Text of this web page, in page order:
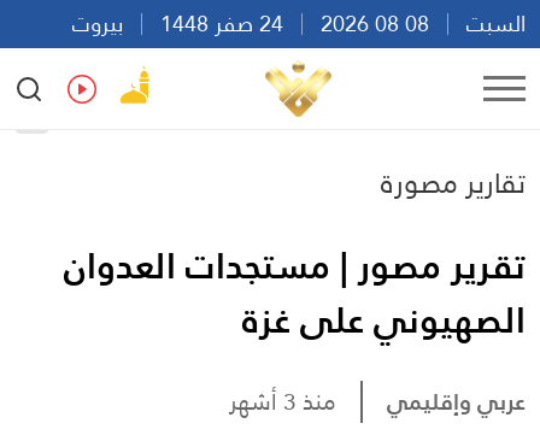
السبت
بيروت
13:40
Ar
تقارير مصورة
تقرير مصور | مستجدات العدوان
الصهيوني على غزة
عربي وإقليمي منذ 3 أشهر